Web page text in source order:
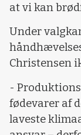
at vi kan
Under
Christensen
-
fødevarer af
laveste